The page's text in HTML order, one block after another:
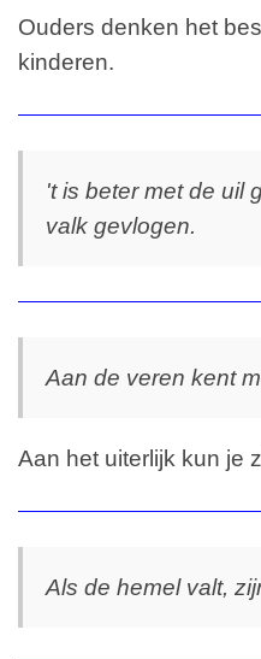
Ouders denken het
kinderen.
't is beter met de uil
valk gevlogen.
Aan de veren kent
Aan het uiterlijk kun je
Als de hemel valt,